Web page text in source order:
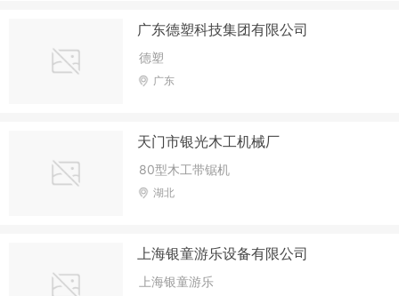
广东德塑科技集团有限公司
德塑
广东
天门市银光木工机械厂
80型木工带锯机
湖北
上海银童游乐设备有限公司
上海银童游乐